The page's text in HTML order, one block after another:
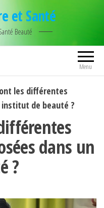
et Santé
Beauté
Menu
les différentes
de beauté ?
dans un
?